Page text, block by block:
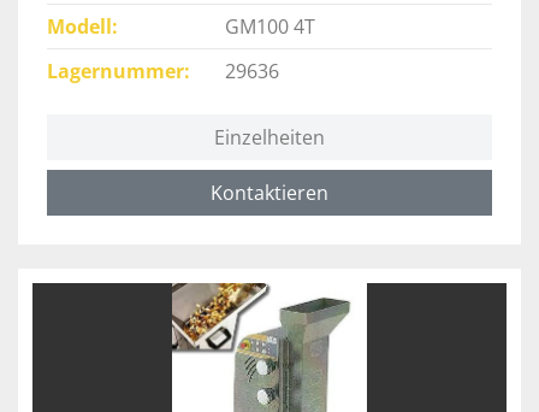
Modell
GM100 4T
Lagernummer
29636
Einzelheiten
Kontaktieren